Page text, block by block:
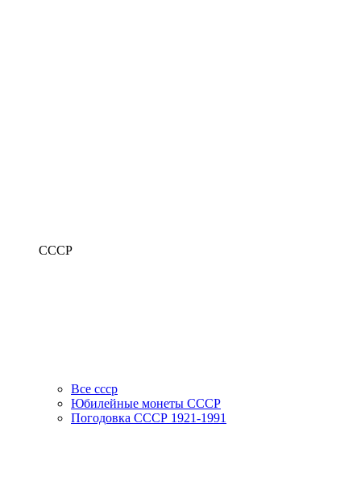
СССР
Все ссср
Юбилейные монеты СССР
Погодовка СССР 1921-1991